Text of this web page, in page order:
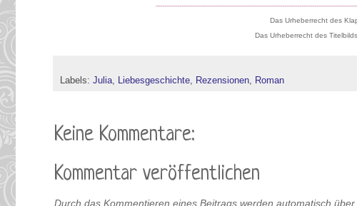
Das Urheberrecht des
Das Urheberrecht des
Labels: Julia, Liebesgeschichte, Rezensionen, Roman
Keine Kommentare:
Kommentar veröffentlichen
Durch das Kommentieren eines Beitrags werden automatisch